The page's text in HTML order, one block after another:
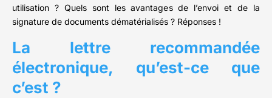
utilisation ? Quels sont les avantages de l’envoi et de la
signature de documents dématérialisés ? Réponses !
La lettre recommandée
électronique, qu’est-ce que
c’est ?